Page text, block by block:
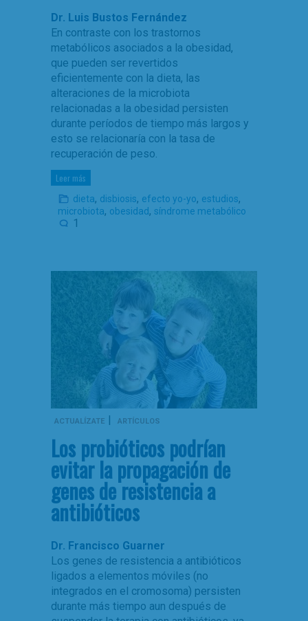
Dr. Luis Bustos Fernández
En contraste con los trastornos
metabólicos asociados a la obesidad,
que pueden ser revertidos
eficientemente con la dieta, las
alteraciones de la microbiota
relacionadas a la obesidad persisten
durante períodos de tiempo más largos y
esto se relacionaría con la tasa de
recuperación de peso.
Leer más
dieta, disbiosis, efecto yo-yo, estudios,
microbiota, obesidad, síndrome metabólico
1
ACTUALÍZATE | ARTÍCULOS
Los probióticos podrían
evitar la propagación de
genes de resistencia a
antibióticos
Dr. Francisco Guarner
Los genes de resistencia a antibióticos
ligados a elementos móviles (no
integrados en el cromosoma) persisten
durante más tiempo aun después de